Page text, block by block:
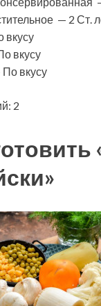
— 2 Ст.
вкусу
вкусу
2